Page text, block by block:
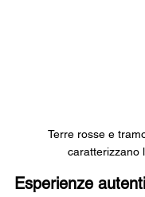
Terre rosse e
caratterizzano
Esperienze